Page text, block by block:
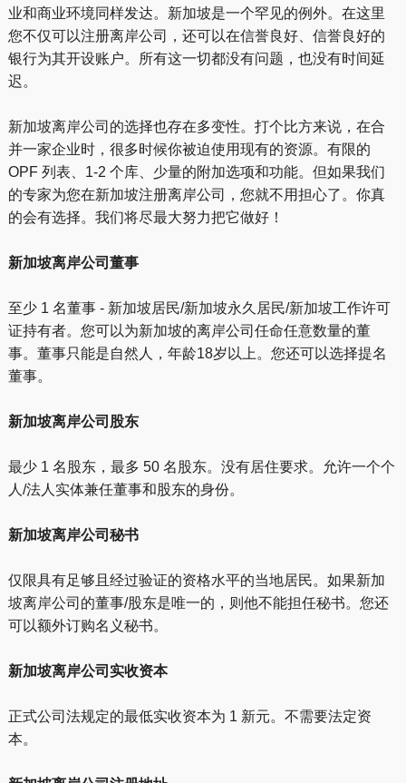
业和商业环境同样发达。新加坡是一个罕见的例外。在这里
您不仅可以注册离岸公司，还可以在信誉良好、信誉良好的
银行为其开设账户。所有这一切都没有问题，也没有时间延
迟。
新加坡离岸公司的选择也存在多变性。打个比方来说，在合
并一家企业时，很多时候你被迫使用现有的资源。有限的
OPF 列表、1-2 个库、少量的附加选项和功能。但如果我们
的专家为您在新加坡注册离岸公司，您就不用担心了。你真
的会有选择。我们将尽最大努力把它做好！
新加坡离岸公司董事
至少 1 名董事 - 新加坡居民/新加坡永久居民/新加坡工作许可
证持有者。您可以为新加坡的离岸公司任命任意数量的董
事。董事只能是自然人，年龄18岁以上。您还可以选择提名
董事。
新加坡离岸公司股东
最少 1 名股东，最多 50 名股东。没有居住要求。允许一个个
人/法人实体兼任董事和股东的身份。
新加坡离岸公司秘书
仅限具有足够且经过验证的资格水平的当地居民。如果新加
坡离岸公司的董事/股东是唯一的，则他不能担任秘书。您还
可以额外订购名义秘书。
新加坡离岸公司实收资本
正式公司法规定的最低实收资本为 1 新元。不需要法定资
本。